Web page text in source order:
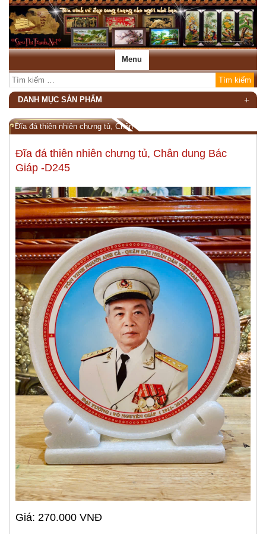
Menu
DANH MỤC SẢN PHẨM
Đĩa đá thiên nhiên chưng tủ, Chân dung Bác Giáp -D245
Đĩa đá thiên nhiên chưng tủ, Chân dung Bác
Giáp -D245
Giá: 270.000 VNĐ